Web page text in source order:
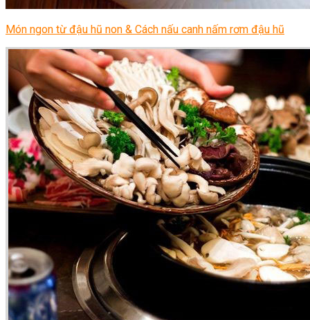
Món ngon từ đậu hũ non & Cách nấu canh nấm rơm đậu hũ